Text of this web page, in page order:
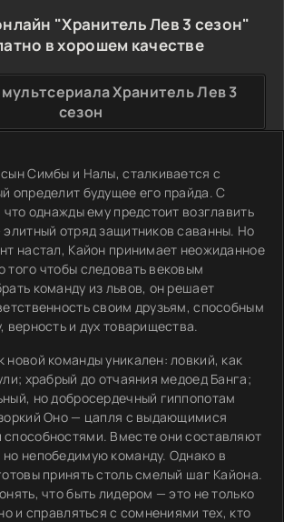
"Хранитель Лев 3 сезон"
в хорошем качестве
Хранитель Лев 3
сезон
Симбы и Налы, сталкивается с
определит будущее его прайда. С
что однажды ему предстоит возглавить
отряд защитников саванны. Но
настал, Кайон принимает неожиданное
того чтобы следовать вековым
команду из львов, он решает
своим друзьям, способным
верность и дух товарищества.
новой команды уникален: ловкий, как
храбрый до отчаяния медоед Банга;
но добросердечный гиппопотам
Оно — цапля с выдающимися
способностями. Вместе они составляют
непобедимую команду. Однако в
принять столь смелый шаг Кайона.
что быть лидером — это не только
и справляться с сомнениями тех, кто